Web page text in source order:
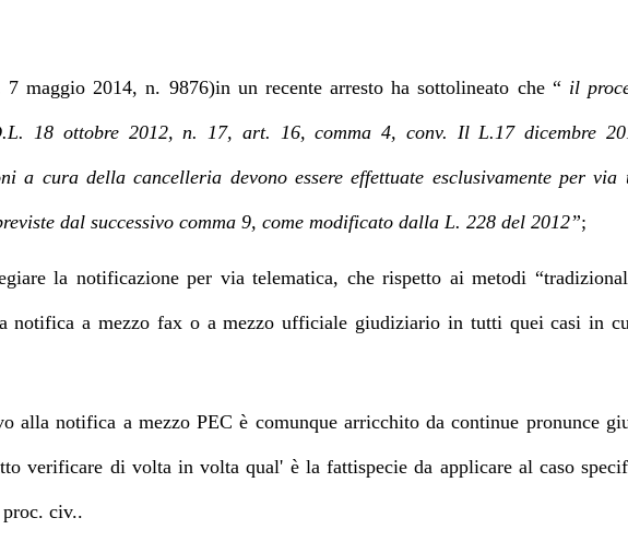
maggio 2014, n. 9876)in un recente arresto ha sottolineato che “ il
18 ottobre 2012, n. 17, art. 16, comma 4, conv. Il L.17 dicembre
a cura della cancelleria devono essere effettuate esclusivamente per
dal successivo comma 9, come modificato dalla L. 228 del 2012”;
la notificazione per via telematica, che rispetto ai metodi
notifica a mezzo fax o a mezzo ufficiale giudiziario in tutti quei casi in
alla notifica a mezzo PEC è comunque arricchito da continue pronunce
verificare di volta in volta qual' è la fattispecie da applicare al caso
civ..